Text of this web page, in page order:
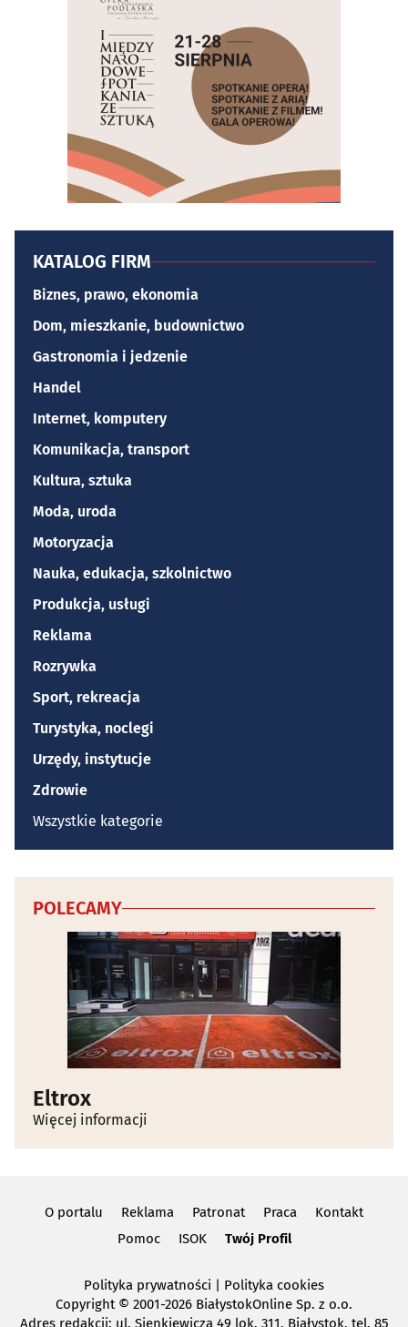
KATALOG FIRM
Biznes, prawo, ekonomia
Dom, mieszkanie, budownictwo
Gastronomia i jedzenie
Handel
Internet, komputery
Komunikacja, transport
Kultura, sztuka
Moda, uroda
Motoryzacja
Nauka, edukacja, szkolnictwo
Produkcja, usługi
Reklama
Rozrywka
Sport, rekreacja
Turystyka, noclegi
Urzędy, instytucje
Zdrowie
Wszystkie kategorie
POLECAMY
Eltrox
Więcej informacji
O portalu Reklama Patronat Praca
Kontakt
Pomoc
ISOK Twój Profil
Polityka prywatności | Polityka cookies
Copyright© 2001-2026 BiałystokOnline Sp. z o.o.
Adres redakcji: ul. Sienkiewicza 49 lok. 311, Białystok, tel. 85